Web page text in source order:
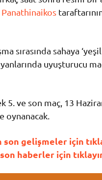
Panathinaikos
sırasında sahaya
uyuşturucu
ve son maç, 13
oynanacak.
gelişmeler için
haberler için